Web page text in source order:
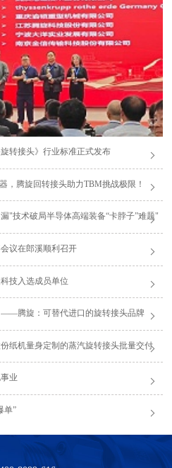
转接头》行业标准正式发布
，腾旋回转接头助力TBM挑战极限！
"技术破局半导体高端装备“卡脖子”难题"
议在郎溪顺利召开
技入选成员单位
——腾旋：可替代进口的旋转接头品牌
纸机量身定制的蒸汽旋转接头批量交付
业
单”